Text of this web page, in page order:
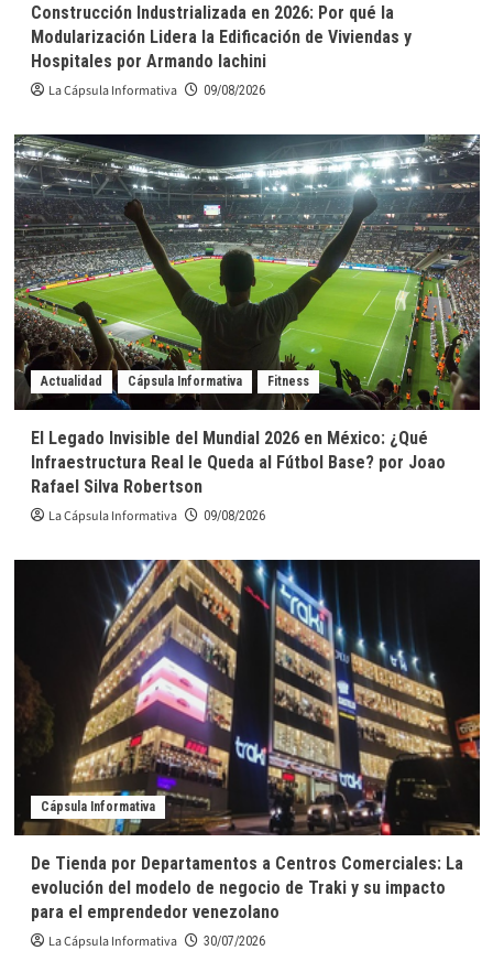
Construcción Industrializada en 2026: Por qué la
Modularización Lidera la Edificación de Viviendas y
Hospitales por Armando Iachini
La Cápsula Informativa 09/08/2026
Actualidad Cápsula Informativa Fitness
El Legado Invisible del Mundial 2026 en México: ¿Qué
Infraestructura Real le Queda al Fútbol Base? por Joao
Rafael Silva Robertson
La Cápsula Informativa 09/08/2026
Cápsula Informativa
De Tienda por Departamentos a Centros Comerciales: La
evolución del modelo de negocio de Traki y su impacto
para el emprendedor venezolano
La Cápsula Informativa 30/07/2026